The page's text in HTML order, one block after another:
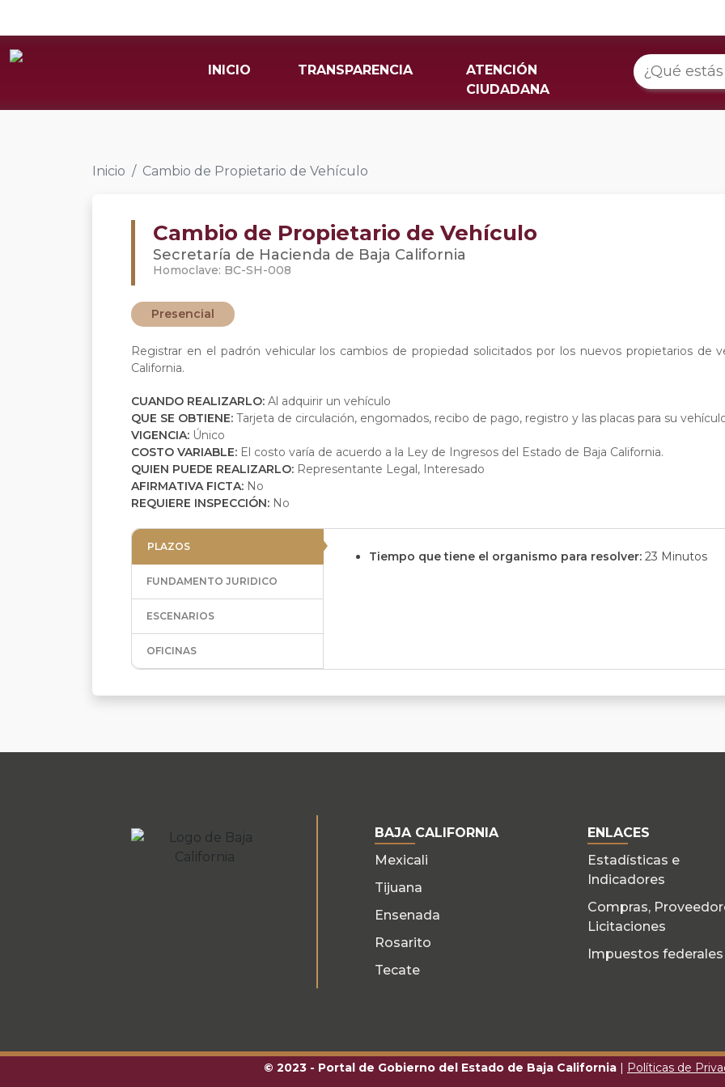
INICIO TRANSPARENCIA
ATENCIÓN
CIUDADANA
Inicio Cambio de Propietario de Vehículo
Cambio de Propietario de Vehículo
Secretaría de Hacienda de Baja California
Homoclave: BC-SH-008
Presencial
Registrar en el padrón vehicular los cambios de propiedad solicitados por los nuevos propietarios de
California.
CUANDO REALIZARLO: Al adquirir un vehículo
QUE SE OBTIENE: Tarjeta de circulación, engomados, recibo de pago, registro y las placas para su
VIGENCIA: Único
COSTO VARIABLE: El costo varía de acuerdo a la Ley de Ingresos del Estado de Baja California.
QUIEN PUEDE REALIZARLO: Representante Legal, Interesado
AFIRMATIVA FICTA: No
REQUIERE INSPECCIÓN: No
PLAZOS
FUNDAMENTO JURIDICO
ESCENARIOS
OFICINAS
Tiempo que tiene el organismo para resolver: 23 Minutos
BAJA CALIFORNIA
Mexicali
Tijuana
Ensenada
Rosarito
Tecate
ENLACES
Estadísticas e
Indicadores
Compras,
Licitaciones
Impuestos federales
© 2023 - Portal de Gobierno del Estado de Baja California | Políticas de